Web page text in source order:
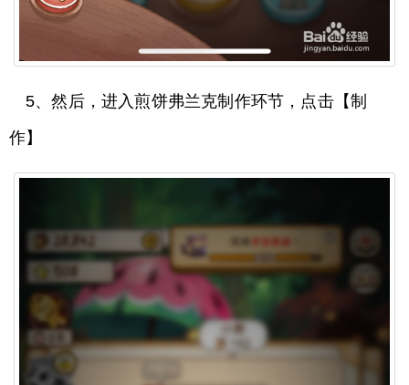
5、然后，进入煎饼弗兰克制作环节，点击【制
作】